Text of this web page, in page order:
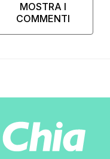
MOSTRA I
COMMENTI